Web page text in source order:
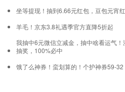
坐等提现！抽到6.66元红包，豆包元宵
羊毛！京东3.8礼遇季官方直降5折起
我抽中6元微信立减金，抽中啥看运气
抽奖，100%必中
饿了么神券！蛮划算的！个护神券59-32